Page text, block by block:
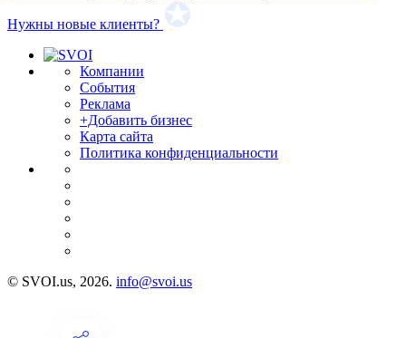
Нужны новые клиенты?
Компании
События
Реклама
+Добавить бизнес
Карта сайта
Политика конфиденциальности
© SVOI.us, 2026. info@svoi.us